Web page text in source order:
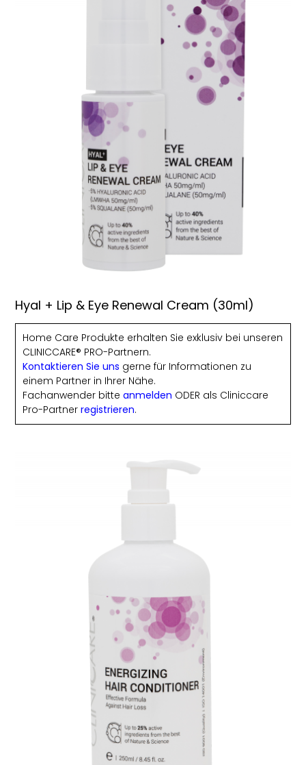
Hyal + Lip & Eye Renewal Cream (30ml)
Home Care Produkte erhalten Sie exklusiv bei unseren
CLINICCARE® PRO-Partnern.
Kontaktieren Sie uns gerne für Informationen zu
einem Partner in Ihrer Nähe.
Fachanwender bitteanmelden ODER als Cliniccare
Pro-Partnerregistrieren.